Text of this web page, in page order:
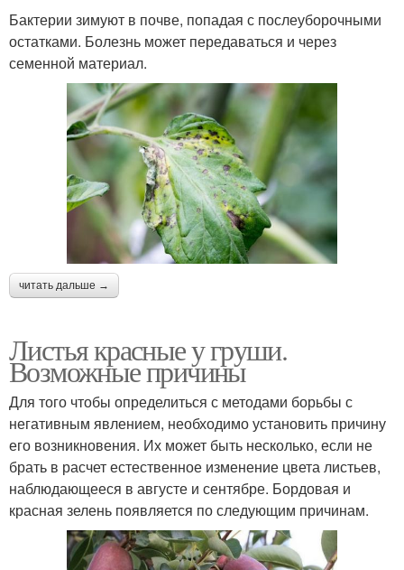
Бактерии зимуют в почве, попадая с послеуборочными
остатками. Болезнь может передаваться и через
семенной материал.
читать дальше →
Листья красные у груши.
Возможные причины
Для того чтобы определиться с методами борьбы с
негативным явлением, необходимо установить причину
его возникновения. Их может быть несколько, если не
брать в расчет естественное изменение цвета листьев,
наблюдающееся в августе и сентябре. Бордовая и
красная зелень появляется по следующим причинам.